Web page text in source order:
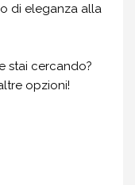
di eleganza alla
stai cercando?
opzioni!